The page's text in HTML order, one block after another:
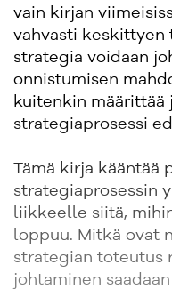
vain kirjan
vahvasti keskittyen
strategia voidaan
onnistumisen
kuitenkin määrittää
strategiaprosessi
Tämä kirja kääntää
strategiaprosessin
liikkeelle siitä,
loppuu. Mitkä ovat
strategian toteutus
johtaminen